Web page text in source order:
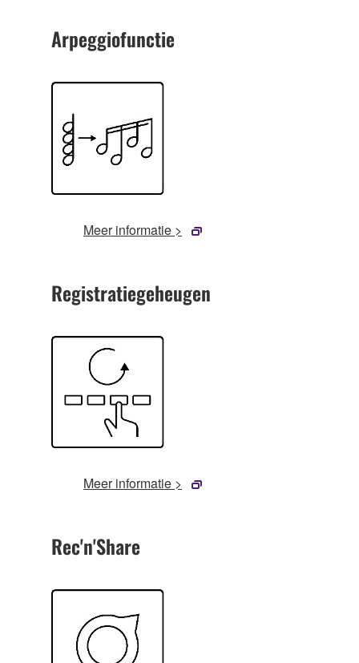
Arpeggiofunctie
Meer informatie >
Registratiegeheugen
Meer informatie >
Rec'n'Share